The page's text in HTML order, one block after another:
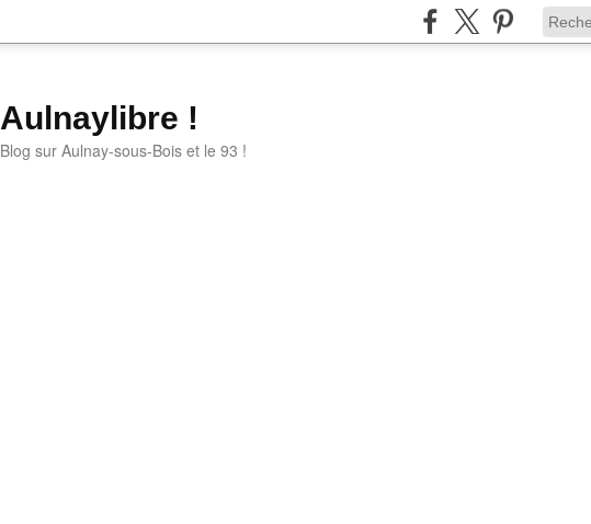
Aulnaylibre !
Blog sur Aulnay-sous-Bois et le 93 !